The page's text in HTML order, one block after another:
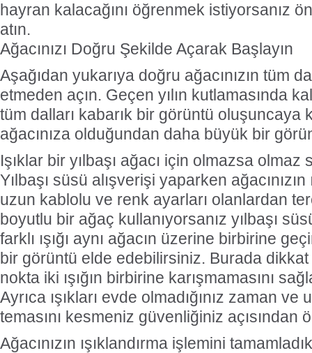
hayran kalacağını öğrenmek istiyorsanız
atın.
Ağacınızı Doğru Şekilde Açarak Başlayın
Aşağıdan yukarıya doğru ağacınızın tüm
etmeden açın. Geçen yılın kutlamasında
tüm dalları kabarık bir görüntü oluşuncaya
ağacınıza olduğundan daha büyük bir
Işıklar bir yılbaşı ağacı için olmazsa
Yılbaşı süsü alışverişi yaparken ağacınızın
uzun kablolu ve renk ayarları olanlardan
boyutlu bir ağaç kullanıyorsanız yılbaşı
farklı ışığı aynı ağacın üzerine birbirine
bir görüntü elde edebilirsiniz. Burada
nokta iki ışığın birbirine karışmamasını
Ayrıca ışıkları evde olmadığınız zaman
temasını kesmeniz güvenliğiniz açısından
Ağacınızın ışıklandırma işlemini